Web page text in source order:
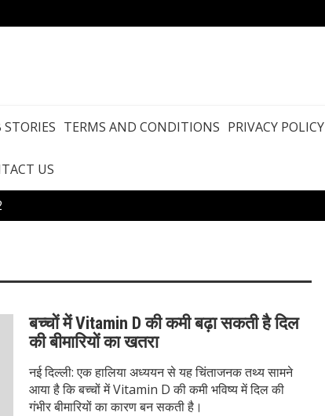
STORIES TERMS AND CONDITIONS PRIVACY POLICY
US
बच्चों में Vitamin D की कमी बढ़ा सकती है दिल
की बीमारियों का खतरा
नई दिल्ली: एक हालिया अध्ययन से यह चिंताजनक तथ्य सामने
आया है कि बच्चों में Vitamin D की कमी भविष्य में दिल की
गंभीर बीमारियों का कारण बन सकती है।